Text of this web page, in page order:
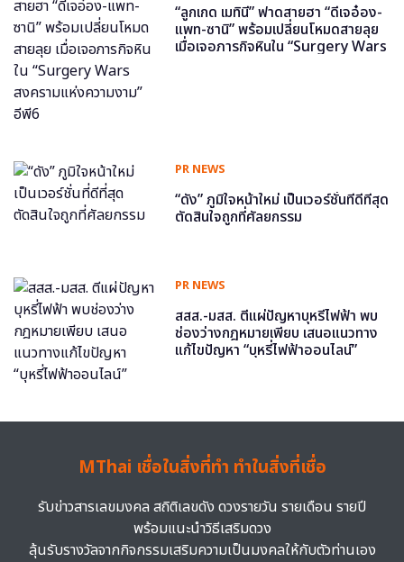
“ลูกเกด เมทินี” ฟาดสายฮา “ดีเจอ๋อง-
แพท-ซานิ” พร้อมเปลี่ยนโหมดสายลุย
เมื่อเจอภารกิจหินใน “Surgery Wars
PR NEWS
“ดัง” ภูมิใจหน้าใหม่ เป็นเวอร์ชั่นที่ดีที่สุด
ตัดสินใจถูกที่ศัลยกรรม
PR NEWS
สสส.-มสส. ตีแผ่ปัญหาบุหรี่ไฟฟ้า พบ
ช่องว่างกฎหมายเพียบ เสนอแนวทาง
แก้ไขปัญหา “บุหรี่ไฟฟ้าออนไลน์”
MThai เชื่อในสิ่งที่ทำ ทำในสิ่งที่เชื่อ
รับข่าวสารเลขมงคล สถิติเลขดัง ดวงรายวัน รายเดือน รายปี
พร้อมแนะนำวิธีเสริมดวง
ลุ้นรับรางวัลจากกิจกรรมเสริมความเป็นมงคลให้กับตัวท่านเอง